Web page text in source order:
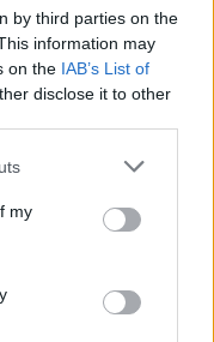
by third parties on the
information may
on the IAB’s List of
disclose it to other
my
árazás a magyar